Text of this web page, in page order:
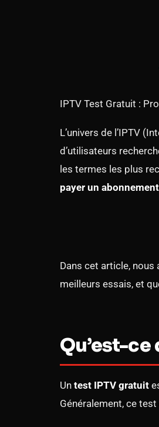
IPTV Test Gratuit :
L’univers de l’IPTV
d’utilisateurs
les termes les plus
payer un abonnement
Dans cet article,
meilleurs essais, et
Qu’est-ce
Un test IPTV gratuit
Généralement, ce